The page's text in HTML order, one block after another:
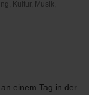
Kultur, Musik,
einem Tag in der